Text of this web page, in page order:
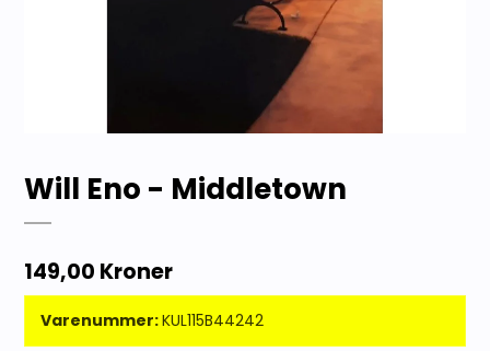
Will Eno - Middletown
149,00 Kroner
Varenummer:KUL115B44242